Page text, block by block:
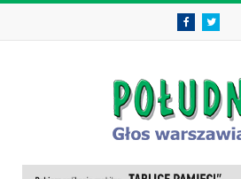
FacebookTwitter